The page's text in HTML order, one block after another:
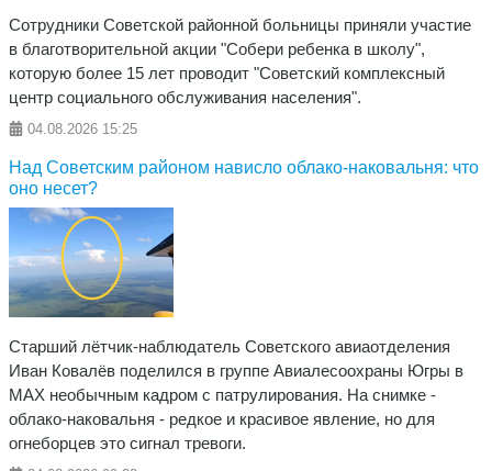
Сотрудники Советской районной больницы приняли участие
в благотворительной акции "Собери ребенка в школу",
которую более 15 лет проводит "Советский комплексный
центр социального обслуживания населения".
04.08.2026 15:25
Над Советским районом нависло облако-наковальня: что
оно несет?
Старший лётчик-наблюдатель Советского авиаотделения
Иван Ковалёв поделился в группе Авиалесоохраны Югры в
МАХ необычным кадром с патрулирования. На снимке -
облако-наковальня - редкое и красивое явление, но для
огнеборцев это сигнал тревоги.